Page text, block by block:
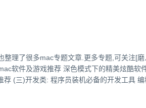
理了很多mac专题文章.更多专题,可关注[
软件及游戏推荐 深色模式下的精美炫酷
(三)开发类: 程序员装机必备的开发工具